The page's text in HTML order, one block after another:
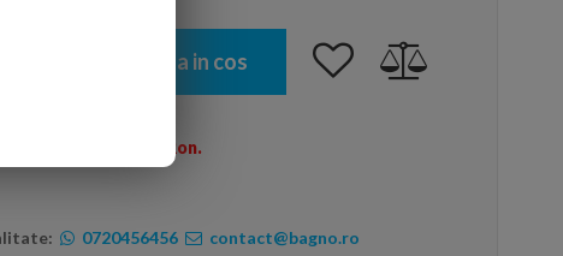
Adauga in cos
comenzi peste 600 Ron.
0720456456
contact@bagno.ro